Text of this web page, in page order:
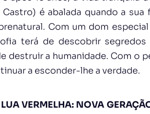
Castro) é abalada quando a
Com um dom
terá de descobrir
destruir a humanidade. Com o
a esconder-lhe a verdade.
LUA VERMELHA: NOVA